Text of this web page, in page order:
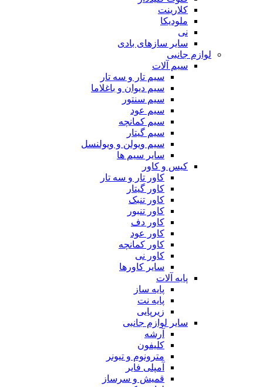
کلارینت
ملودیکا
نی
سایر سازهای بادی
لوازم جانبی
سیم آلات
سیم تار و سه تار
سیم دیوان و باغلاما
سیم سنتور
سیم عود
سیم کمانچه
سیم گیتار
سیم ویولن و ویولنسل
سایر سیم ها
کیس و کاور
کاور تار و سه تار
کاور گیتار
کاور تنبک
کاور تنبور
کاور دف
کاور عود
کاور کمانچه
کاور نی
سایر کاورها
پایه آلات
پایه ساز
پایه نت
زیرپایی
سایر لوازم جانبی
آرشه
کلیفون
مترونوم و تیونر
آمپلی فایر
قمیش و سرساز